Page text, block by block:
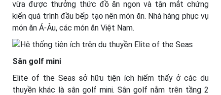
vừa được thưởng thức đồ ăn ngon và tận mắt chứng
kiến quá trình đầu bếp tạo nên món ăn. Nhà hàng phục vụ
món ăn Á-Âu, các món ăn Việt Nam.
Sân golf mini
Elite of the Seas sở hữu tiện ích hiếm thấy ở các du
thuyền khác là sân golf mini. Sân golf nằm trên tầng 2